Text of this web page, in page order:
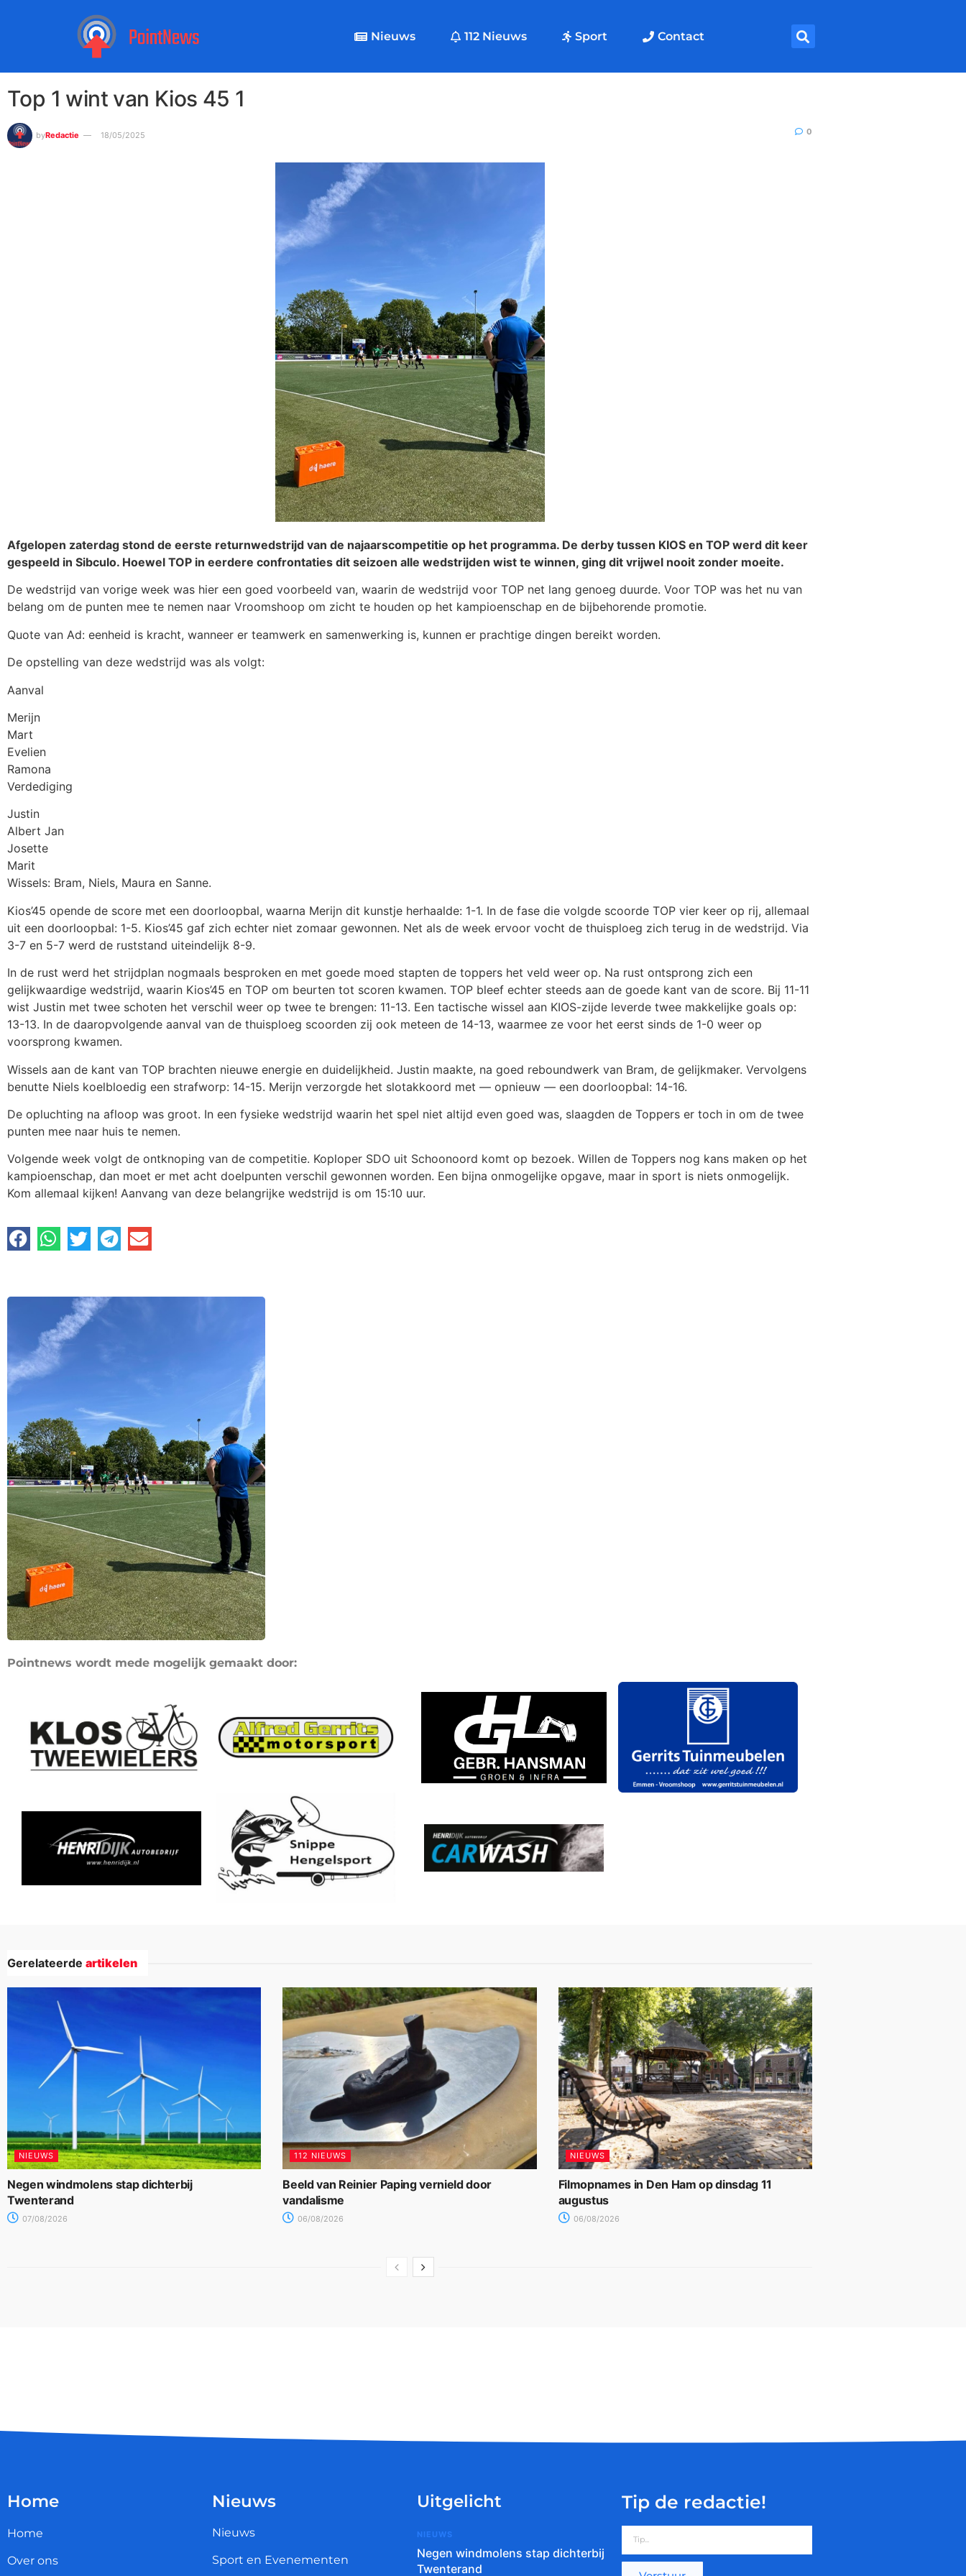
Nieuws 112 Nieuws Sport Contact
Top 1 wint van Kios 45 1
byRedactie 18/05/2025 0
Afgelopen zaterdag stond de eerste returnwedstrijd van de najaarscompetitie op het programma. De derby tussen KIOS en TOP werd dit keer
gespeeld in Sibculo. Hoewel TOP in eerdere confrontaties dit seizoen alle wedstrijden wist te winnen, ging dit vrijwel nooit zonder moeite.
De wedstrijd van vorige week was hier een goed voorbeeld van, waarin de wedstrijd voor TOP net lang genoeg duurde. Voor TOP was het nu van
belang om de punten mee te nemen naar Vroomshoop om zicht te houden op het kampioenschap en de bijbehorende promotie.
Quote van Ad: eenheid is kracht, wanneer er teamwerk en samenwerking is, kunnen er prachtige dingen bereikt worden.
De opstelling van deze wedstrijd was als volgt:
Aanval
Merijn
Mart
Evelien
Ramona
Verdediging
Justin
Albert Jan
Josette
Marit
Wissels: Bram, Niels, Maura en Sanne.
Kios’45 opende de score met een doorloopbal, waarna Merijn dit kunstje herhaalde: 1-1. In de fase die volgde scoorde TOP vier keer op rij, allemaal
uit een doorloopbal: 1-5. Kios’45 gaf zich echter niet zomaar gewonnen. Net als de week ervoor vocht de thuisploeg zich terug in de wedstrijd. Via
3-7 en 5-7 werd de ruststand uiteindelijk 8-9.
In de rust werd het strijdplan nogmaals besproken en met goede moed stapten de toppers het veld weer op. Na rust ontsprong zich een
gelijkwaardige wedstrijd, waarin Kios’45 en TOP om beurten tot scoren kwamen. TOP bleef echter steeds aan de goede kant van de score. Bij 11-11
wist Justin met twee schoten het verschil weer op twee te brengen: 11-13. Een tactische wissel aan KIOS-zijde leverde twee makkelijke goals op:
13-13. In de daaropvolgende aanval van de thuisploeg scoorden zij ook meteen de 14-13, waarmee ze voor het eerst sinds de 1-0 weer op
voorsprong kwamen.
Wissels aan de kant van TOP brachten nieuwe energie en duidelijkheid. Justin maakte, na goed reboundwerk van Bram, de gelijkmaker. Vervolgens
benutte Niels koelbloedig een strafworp: 14-15. Merijn verzorgde het slotakkoord met — opnieuw — een doorloopbal: 14-16.
De opluchting na afloop was groot. In een fysieke wedstrijd waarin het spel niet altijd even goed was, slaagden de Toppers er toch in om de twee
punten mee naar huis te nemen.
Volgende week volgt de ontknoping van de competitie. Koploper SDO uit Schoonoord komt op bezoek. Willen de Toppers nog kans maken op het
kampioenschap, dan moet er met acht doelpunten verschil gewonnen worden. Een bijna onmogelijke opgave, maar in sport is niets onmogelijk.
Kom allemaal kijken! Aanvang van deze belangrijke wedstrijd is om 15:10 uur.
Pointnews wordt mede mogelijk gemaakt door:
Gerelateerde artikelen
NIEUWS
Negen windmolens stap dichterbij
Twenterand
07/08/2026
112 NIEUWS
Beeld van Reinier Paping vernield door
vandalisme
06/08/2026
NIEUWS
Filmopnames in Den Ham op dinsdag 11
augustus
06/08/2026
Home
Home
Over ons
Nieuws
Nieuws
Sport en Evenementen
Uitgelicht
NIEUWS
Negen windmolens stap dichterbij
Twenterand
Tip de redactie!